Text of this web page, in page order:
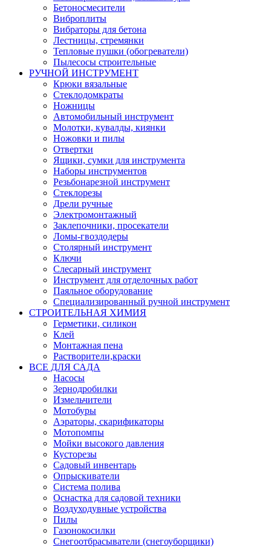
Бетоносмесители
Виброплиты
Вибраторы для бетона
Лестницы, стремянки
Тепловые пушки (обогреватели)
Пылесосы строительные
РУЧНОЙ ИНСТРУМЕНТ
Крюки вязальные
Стеклодомкраты
Ножницы
Автомобильный инструмент
Молотки, кувалды, киянки
Ножовки и пилы
Отвертки
Ящики, сумки для инструмента
Наборы инструментов
Резьбонарезной инструмент
Стеклорезы
Дрели ручные
Электромонтажный
Заклепочники, просекатели
Ломы-гвоздодеры
Столярный инструмент
Ключи
Слесарный инструмент
Инструмент для отделочных работ
Паяльное оборудование
Специализированный ручной инструмент
СТРОИТЕЛЬНАЯ ХИМИЯ
Герметики, силикон
Клей
Монтажная пена
Растворители,краски
ВСЕ ДЛЯ САДА
Насосы
Зернодробилки
Измельчители
Мотобуры
Аэраторы, скарификаторы
Мотопомпы
Мойки высокого давления
Кусторезы
Садовый инвентарь
Опрыскиватели
Система полива
Оснастка для садовой техники
Воздуходувные устройства
Пилы
Газонокосилки
Снегоотбрасыватели (снегоуборщики)